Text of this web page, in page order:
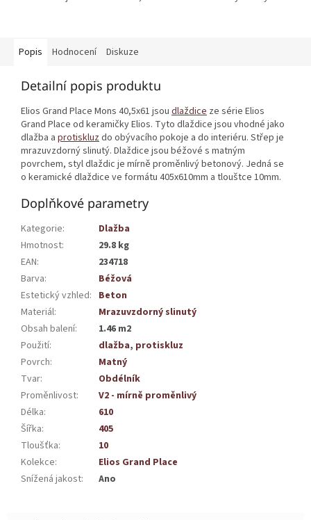
Popis Hodnocení Diskuze
Detailní popis produktu
Elios Grand Place Mons 40,5x61 jsou dlaždice ze série Elios
Grand Place od keramičky Elios. Tyto dlaždice jsou vhodné jako
dlažba a protiskluzdo obývacího pokoje a do interiéru. Střep je
mrazuvzdorný slinutý. Dlaždice jsou béžové s matným
povrchem, styl dlaždic je mírně proměnlivý betonový. Jedná se
o keramické dlaždice ve formátu 405x610mm a tlouštce 10mm.
Doplňkové parametry
Kategorie:
Dlažba
Hmotnost:
29.8 kg
EAN:
234718
Barva:
Béžová
Estetický vzhled: Beton
Materiál:
Mrazuvzdorný slinutý
Obsah balení:
1.46 m2
Použití: dlažba, protiskluz
Povrch:
Matný
Tvar:
Obdélník
Proměnlivost:
V2 - mírně proměnlivý
Délka:
610
Šířka:
405
Tloušťka:
10
Kolekce:
Elios Grand Place
Snížená jakost: Ano